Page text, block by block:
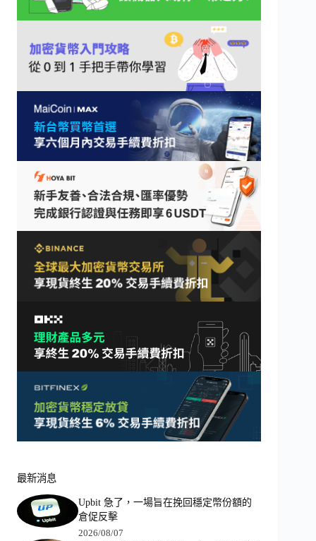
最新消息
Upbit 急了，一場旨在挽回穩定幣份額的
倉促反擊
2026/08/07